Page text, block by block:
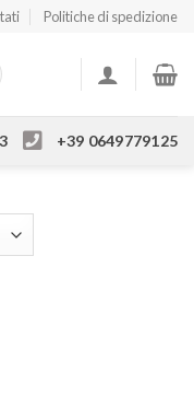
Politiche di spedizione
+39 0649779125